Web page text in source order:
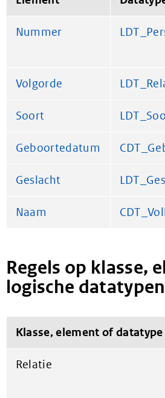
Nummer
Volgorde
Soort
Geboortedatum
Geslacht
Naam
Regels op klasse,
logische datatypen
Klasse, element of datatype
Relatie